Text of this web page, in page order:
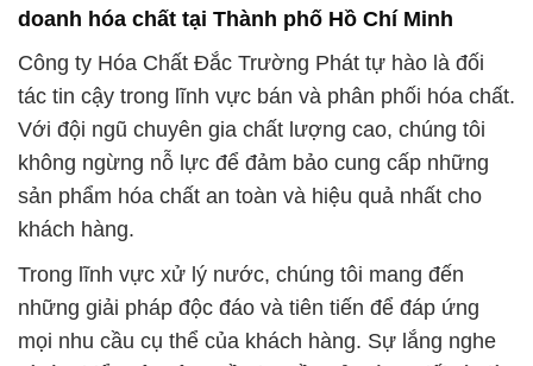
doanh hóa chất tại Thành phố Hồ Chí Minh
Công ty Hóa Chất Đắc Trường Phát tự hào là đối
tác tin cậy trong lĩnh vực bán và phân phối hóa chất.
Với đội ngũ chuyên gia chất lượng cao, chúng tôi
không ngừng nỗ lực để đảm bảo cung cấp những
sản phẩm hóa chất an toàn và hiệu quả nhất cho
khách hàng.
Trong lĩnh vực xử lý nước, chúng tôi mang đến
những giải pháp độc đáo và tiên tiến để đáp ứng
mọi nhu cầu cụ thể của khách hàng. Sự lắng nghe